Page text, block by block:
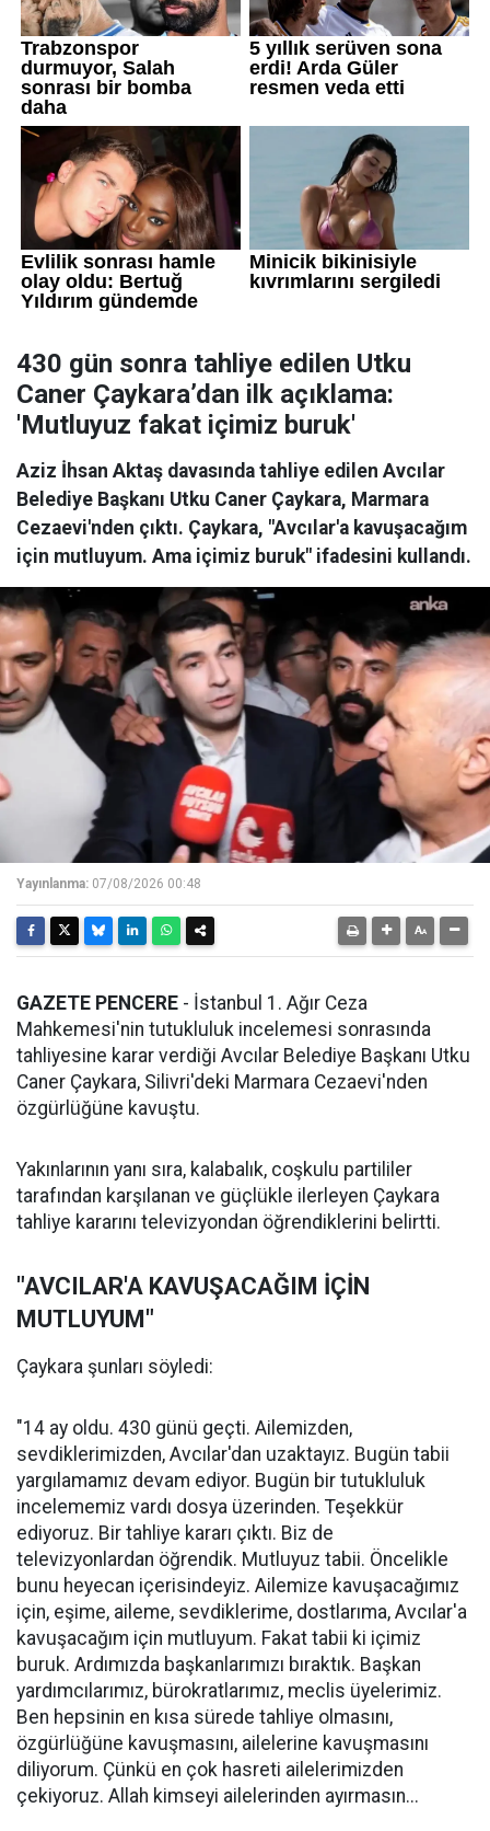
430 gün sonra tahliye edilen Utku
Caner Çaykara’dan ilk açıklama:
'Mutluyuz fakat içimiz buruk'
Aziz İhsan Aktaş davasında tahliye edilen Avcılar
Belediye Başkanı Utku Caner Çaykara, Marmara
Cezaevi'nden çıktı. Çaykara, "Avcılar'a kavuşacağım
için mutluyum. Ama içimiz buruk" ifadesini kullandı.
Yayınlanma: 07/08/2026 00:48
GAZETE PENCERE - İstanbul 1. Ağır Ceza
Mahkemesi'nin tutukluluk incelemesi sonrasında
tahliyesine karar verdiği Avcılar Belediye Başkanı Utku
Caner Çaykara, Silivri'deki Marmara Cezaevi'nden
özgürlüğüne kavuştu.
Yakınlarının yanı sıra, kalabalık, coşkulu partililer
tarafından karşılanan ve güçlükle ilerleyen Çaykara
tahliye kararını televizyondan öğrendiklerini belirtti.
"AVCILAR'A KAVUŞACAĞIM İÇİN
MUTLUYUM"
Çaykara şunları söyledi:
"14 ay oldu. 430 günü geçti. Ailemizden,
sevdiklerimizden, Avcılar'dan uzaktayız. Bugün tabii
yargılamamız devam ediyor. Bugün bir tutukluluk
incelememiz vardı dosya üzerinden. Teşekkür
ediyoruz. Bir tahliye kararı çıktı. Biz de
televizyonlardan öğrendik. Mutluyuz tabii. Öncelikle
bunu heyecan içerisindeyiz. Ailemize kavuşacağımız
için, eşime, aileme, sevdiklerime, dostlarıma, Avcılar'a
kavuşacağım için mutluyum. Fakat tabii ki içimiz
buruk. Ardımızda başkanlarımızı bıraktık. Başkan
yardımcılarımız, bürokratlarımız, meclis üyelerimiz.
Ben hepsinin en kısa sürede tahliye olmasını,
özgürlüğüne kavuşmasını, ailelerine kavuşmasını
diliyorum. Çünkü en çok hasreti ailelerimizden
çekiyoruz. Allah kimseyi ailelerinden ayırmasın...